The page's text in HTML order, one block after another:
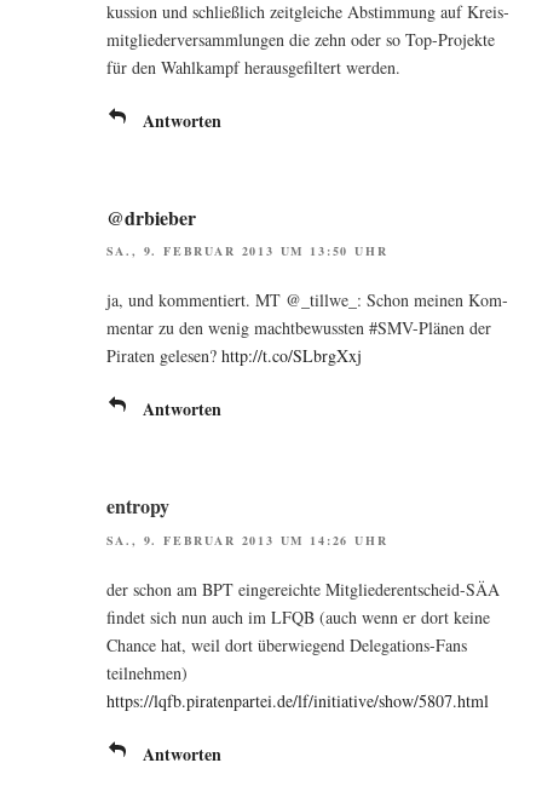
kus­si­on und schließ­lich zeit­glei­che Abstim­mung auf Kreis­
mit­glie­der­ver­samm­lun­gen die zehn oder so Top-Pro­jek­te
für den Wahl­kampf her­aus­ge­fil­tert werden.
Antworten
@drbieber
SA., 9. FEBRUAR 2013 UM 13:50 UHR
ja, und kom­men­tiert. MT @_tillwe_: Schon mei­nen Kom­
men­tar zu den wenig macht­be­wuss­ten #SMV-Plä­nen der
Pira­ten gele­sen? http://t.co/SLbrgXxj
Antworten
entropy
SA., 9. FEBRUAR 2013 UM 14:26 UHR
der schon am BPT ein­ge­reich­te Mit­glie­der­ent­scheid-SÄA
fin­det sich nun auch im LFQB (auch wenn er dort kei­ne
Chan­ce hat, weil dort über­wie­gend Dele­ga­ti­ons-Fans
teilnehmen)
https://lqfb.piratenpartei.de/lf/initiative/show/5807.html
Antworten